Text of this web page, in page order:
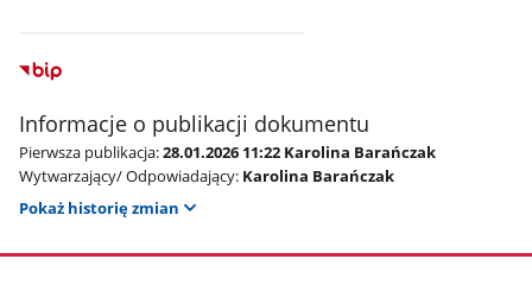
Informacje o publikacji dokumentu
Pierwsza publikacja:28.01.2026 11:22 Karolina Barańczak
Wytwarzający/ Odpowiadający: Karolina Barańczak
Pokaż historię zmian